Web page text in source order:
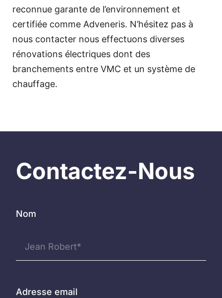
reconnue garante de l’environnement et
certifiée comme Adveneris. N’hésitez pas à
nous contacter nous effectuons diverses
rénovations électriques dont des
branchements entre VMC et un système de
chauffage.
Contactez-Nous
Nom
Adresse email